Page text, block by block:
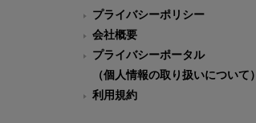
プライバシーポリシー
会社概要
プライバシーポータル
（個人情報の取り扱いについて）
利用規約